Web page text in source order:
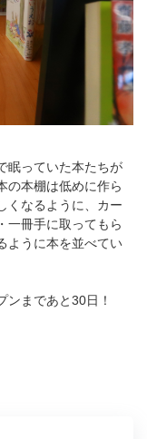
眠っていた本たちが
の本棚は低めに作ら
くなるように、カー
一冊手に取ってもら
ように本を並べてい
ンまであと30日！